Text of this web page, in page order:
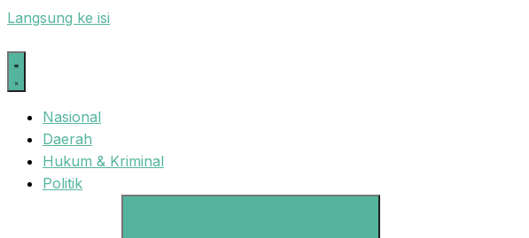
Langsung ke isi
Nasional
Daerah
Hukum & Kriminal
Politik